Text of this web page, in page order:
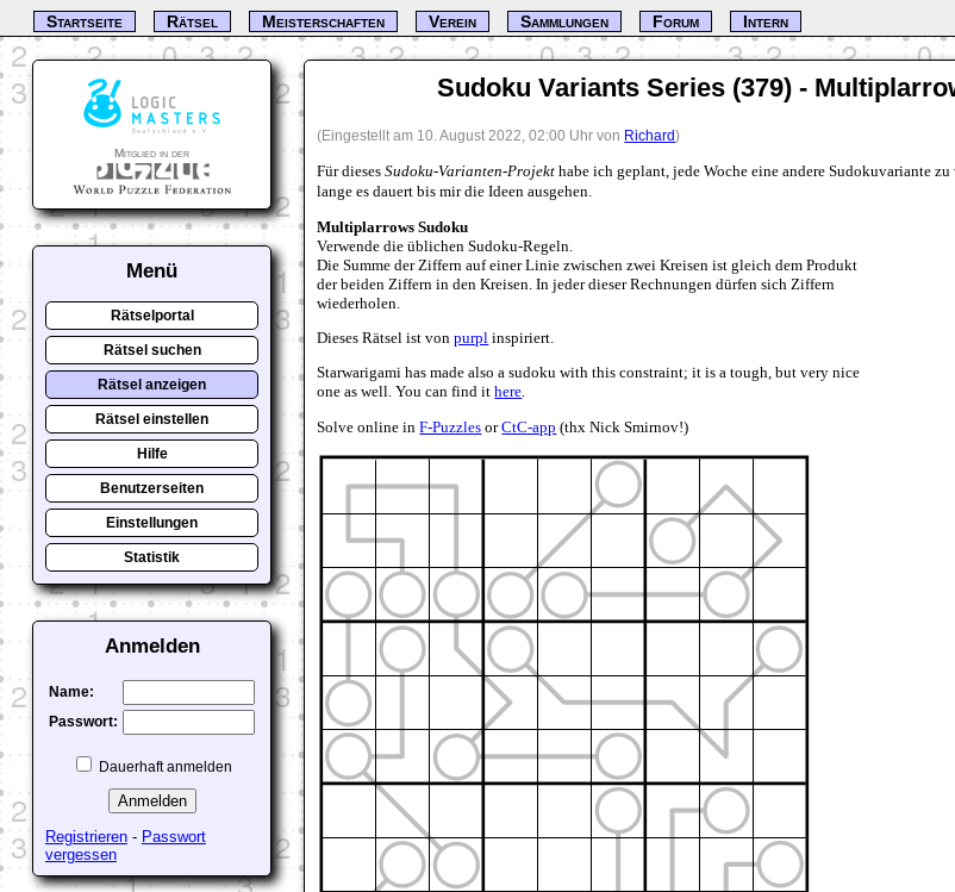
Sudoku Variants Series (379) -
(Eingestellt am 10. August 2022, 02:00 Uhr von Richard)
Für diesesSudoku-Varianten-Projekt habe ich geplant, jede Woche eine andere Sudokuvariante
lange es dauert bis mir die Ideen ausgehen.
Multiplarrows Sudoku
Verwende die üblichen Sudoku-Regeln.
Die Summe der Ziffern auf einer Linie zwischen zwei Kreisen ist gleich dem Produkt
der beiden Ziffern in den Kreisen. In jeder dieser Rechnungen dürfen sich Ziffern
wiederholen.
Dieses Rätsel ist vonpurpl inspiriert.
Starwarigami has made also a sudoku with this constraint; it is a tough, but very nice
one as well. You can find ithere.
Solve online inF-Puzzles orCtC-app (thx Nick Smirnov!)
Startseite Rätsel Meisterschaften Verein Sammlungen Forum Intern
Mitglied in der
Menü
Rätselportal
Rätsel suchen
Rätsel anzeigen
Rätsel einstellen
Hilfe
Benutzerseiten
Einstellungen
Statistik
Anmelden
Name:
Passwort:
Dauerhaft anmelden
Registrieren- Passwort
vergessen